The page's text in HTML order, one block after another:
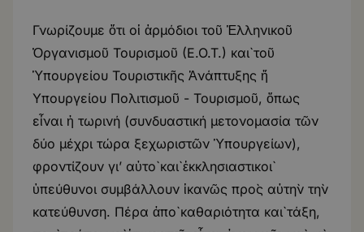
Γνωρίζουμε ὅτι οἱ ἁρμόδιοι τοῦ Ἑλληνικοῦ
Ὀργανισμοῦ Τουρισμοῦ (Ε.Ο.Τ.) καὶ τοῦ
Ὑπουργείου Τουριστικῆς Ἀνάπτυξης ἤ
Υπουργείου Πολιτισμοῦ - Τουρισμοῦ, ὅπως
εἶναι ἡ τωρινή (συνδυαστική μετονομασία τῶν
δύο μέχρι τώρα ξεχωριστῶν Ὑπουργείων),
φροντίζουν γι’ αὐτὸ καὶ ἐκκλησιαστικοὶ
ὑπεύθυνοι συμβάλλουν ἱκανῶς πρὸς αὐτὴν τὴν
κατεύθυνση. Πέρα ἀπὸ καθαριότητα καὶ τάξη,